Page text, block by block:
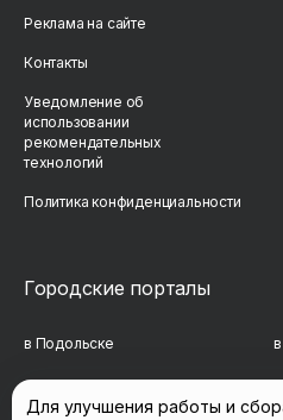
Реклама на сайте
Контакты
Уведомление об
использовании
рекомендательных
технологий
Политика конфиденциальности
Городские порталы
в Подольске
Для улучшения работы и